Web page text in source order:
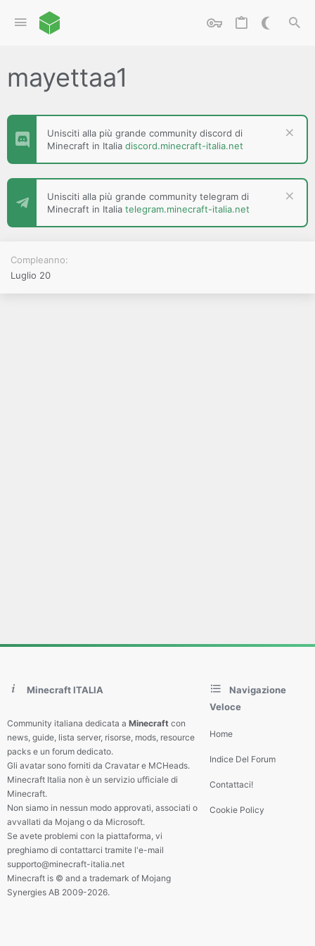
mayettaa1
Unisciti alla più grande community discord di
Minecraft in Italia discord.minecraft-italia.net
Unisciti alla più grande community telegram di
Minecraft in Italia telegram.minecraft-italia.net
Compleanno
Luglio 20
Minecraft ITALIA
Community italiana dedicata a Minecraft con
news, guide, lista server, risorse, mods, resource
packs e un forum dedicato.
Gli avatar sono forniti da Cravatar e MCHeads.
Minecraft Italia non è un servizio ufficiale di
Minecraft.
Non siamo in nessun modo approvati, associati o
avvallati da Mojang o da Microsoft.
Se avete problemi con la piattaforma, vi
preghiamo di contattarci tramite l'e-mail
supporto@minecraft-italia.net
Minecraft is © and a trademark of Mojang
Synergies AB 2009-2026.
Navigazione
Veloce
Home
Indice Del Forum
Contattaci!
Cookie Policy